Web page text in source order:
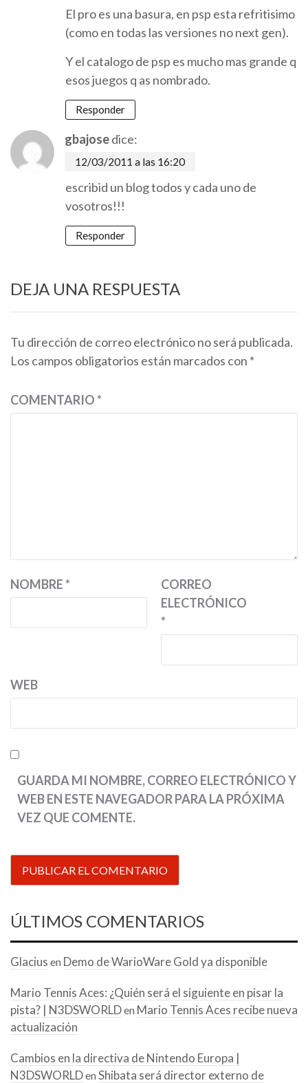
El pro es una basura, en psp esta refritisimo
(como en todas las versiones no next gen).
Y el catalogo de psp es mucho mas grande q
esos juegos q as nombrado.
Responder
gbajosedice:
12/03/2011 a las 16:20
escribid un blog todos y cada uno de
vosotros!!!
Responder
DEJA UNA RESPUESTA
Tu dirección de correo electrónico no será publicada.
Los campos obligatorios están marcados con *
COMENTARIO*
NOMBRE*
CORREO
ELECTRÓNICO
*
WEB
GUARDA MI NOMBRE, CORREO ELECTRÓNICO Y
WEB EN ESTE NAVEGADOR PARA LA PRÓXIMA
VEZ QUE COMENTE.
ÚLTIMOS COMENTARIOS
Glacius en Demo de WarioWare Gold ya disponible
Mario Tennis Aces: ¿Quién será el siguiente en pisar la
pista? | N3DSWORLDen Mario Tennis Aces recibe nueva
actualización
Cambios en la directiva de Nintendo Europa |
N3DSWORLDen Shibata será director externo de